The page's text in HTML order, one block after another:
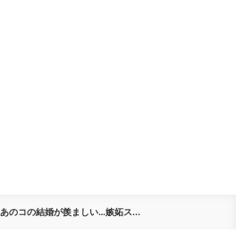
あのコの結婚が羨ましい…嫉妬ス...